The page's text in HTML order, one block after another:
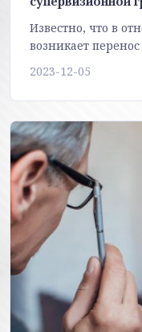
Известно, что в
возникает
2023-12-05